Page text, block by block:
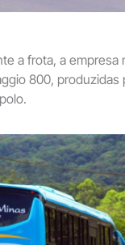
a frota, a empresa
800, produzidas